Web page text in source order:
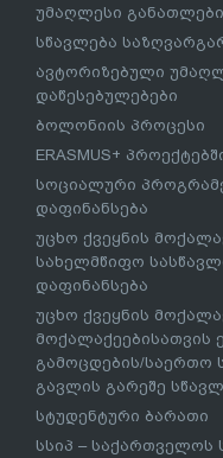
უმაღლესი
სწავლება
ავტორიზებული
დაწესებულებები
ბოლონიის პროცესი
ERASMUS+
სოციალური
დაფინანსება
უცხო ქვეყნის
სახელმწიფო
დაფინანსება
უცხო ქვეყნის
მოქალაქეებისათვის
გამოცდების/საერთო
გავლის გარეშე
სტუდენტური ბარათი
სსიპ – საქართველოს